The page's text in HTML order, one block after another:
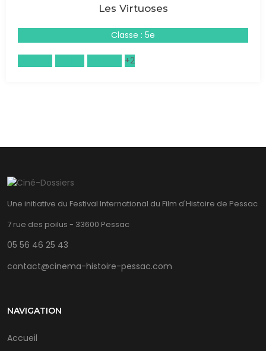
Les Virtuoses
Classe : 5e
+2
Une initiative du Festival International du Film d'Histoire de Pessac
7 rue des poilus - 33600 Pessac
05 56 46 25 43
contact@cinema-histoire-pessac.com
NAVIGATION
Accueil